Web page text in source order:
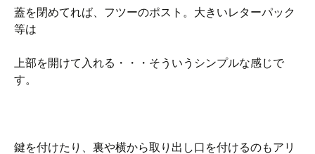
蓋を閉めてれば、フツーのポスト。大きいレターパック
等は
上部を開けて入れる・・・そういうシンプルな感じで
す。
鍵を付けたり、裏や横から取り出し口を付けるのもアリ